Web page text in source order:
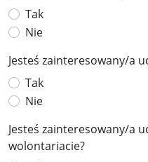
Tak
Nie
Jesteś zainteresowany/a
Tak
Nie
Jesteś zainteresowany/a
wolontariacie?